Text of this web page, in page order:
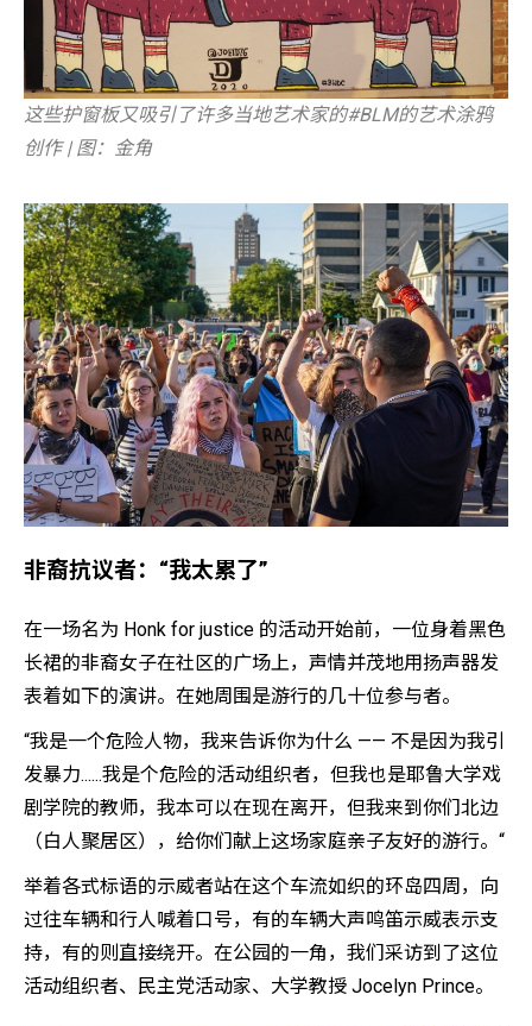
这些护窗板又吸引了许多当地艺术家的#BLM的艺术涂鸦
创作 | 图：金角
非裔抗议者：“我太累了”
在一场名为 Honk for justice 的活动开始前，一位身着黑色
长裙的非裔女子在社区的广场上，声情并茂地用扬声器发
表着如下的演讲。在她周围是游行的几十位参与者。
“我是一个危险人物，我来告诉你为什么 —— 不是因为我引
发暴力......我是个危险的活动组织者，但我也是耶鲁大学戏
剧学院的教师，我本可以在现在离开，但我来到你们北边
（白人聚居区），给你们献上这场家庭亲子友好的游行。“
举着各式标语的示威者站在这个车流如织的环岛四周，向
过往车辆和行人喊着口号，有的车辆大声鸣笛示威表示支
持，有的则直接绕开。在公园的一角，我们采访到了这位
活动组织者、民主党活动家、大学教授 Jocelyn Prince。